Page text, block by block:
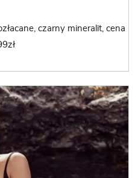
czarny mineralit, cena